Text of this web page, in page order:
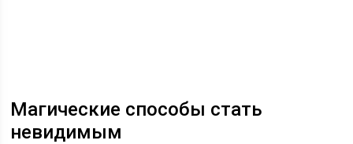
Магические способы стать
невидимым